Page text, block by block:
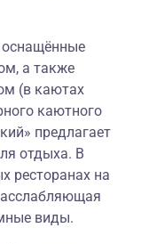
а также
(в каютах
каютного
предлагает
отдыха. В
ресторанах на
виды.